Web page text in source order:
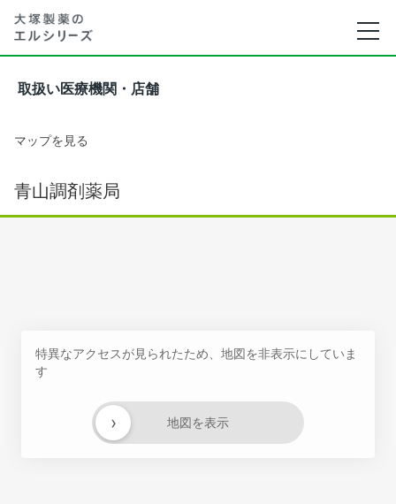
取扱い医療機関・店舗
マップを見る
青山調剤薬局
特異なアクセスが見られたため、地図を非表示にしていま
す
地図を表示
›